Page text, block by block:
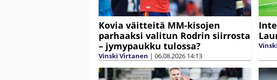
Kovia väitteitä MM-kisojen
parhaaksi valitun Rodrin siirrosta
– jymypaukku tulossa?
Vinski Virtanen | 06.08.2026 14:13